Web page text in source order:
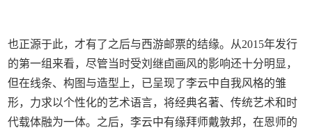
也正源于此，才有了之后与西游邮票的结缘。从2015年发行
的第一组来看，尽管当时受刘继卣画风的影响还十分明显，
但在线条、构图与造型上，已呈现了李云中自我风格的雏
形，力求以个性化的艺术语言，将经典名著、传统艺术和时
代载体融为一体。之后，李云中有缘拜师戴敦邦，在恩师的